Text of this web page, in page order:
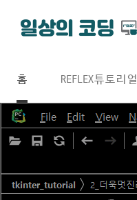
홈 REFLEX튜토리얼